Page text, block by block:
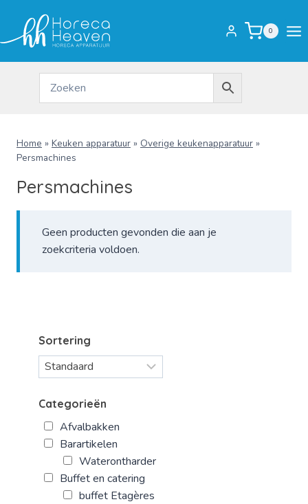
inhoud
0
Home » Keuken apparatuur » Overige keukenapparatuur »
Persmachines
Persmachines
Geen producten gevonden die aan je
zoekcriteria voldoen.
Sortering
Categorieën
Afvalbakken
Barartikelen
Waterontharder
Buffet en catering
buffet Etagères